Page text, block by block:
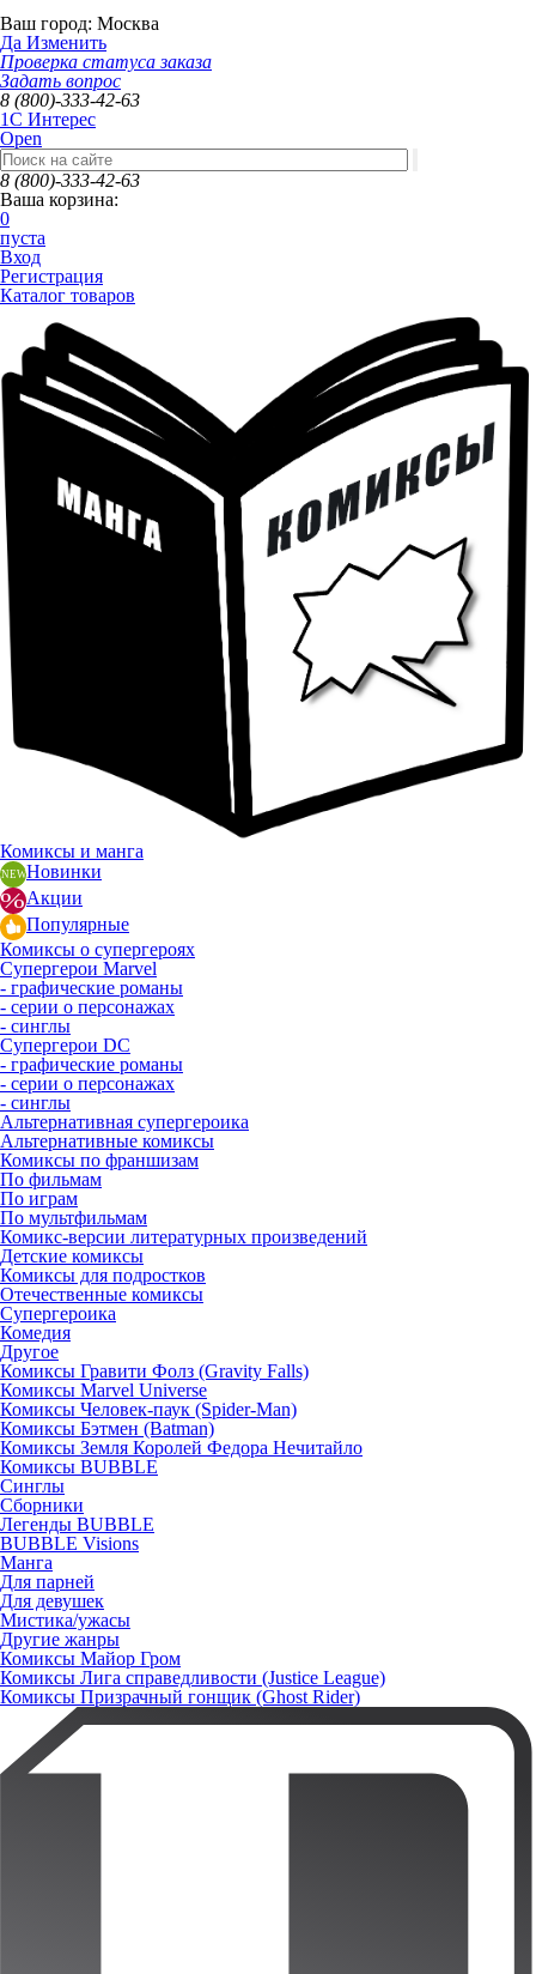
Ваш город: Москва
Да Изменить
Проверка статуса заказа
Задать вопрос
8 (800)-333-42-63
1C Интерес
Open
8 (800)-333-42-63
Ваша корзина:
0
пуста
Вход
Регистрация
Каталог товаров
Комиксы и манга
Новинки
Акции
Популярные
Комиксы о супергероях
Супергерои Marvel
- графические романы
- серии о персонажах
- синглы
Супергерои DC
- графические романы
- серии о персонажах
- синглы
Альтернативная супергероика
Альтернативные комиксы
Комиксы по франшизам
По фильмам
По играм
По мультфильмам
Комикс-версии литературных произведений
Детские комиксы
Комиксы для подростков
Отечественные комиксы
Супергероика
Комедия
Другое
Комиксы Гравити Фолз (Gravity Falls)
Комиксы Marvel Universe
Комиксы Человек-паук (Spider-Man)
Комиксы Бэтмен (Batman)
Комиксы Земля Королей Федора Нечитайло
Комиксы BUBBLE
Синглы
Сборники
Легенды BUBBLE
BUBBLE Visions
Манга
Для парней
Для девушек
Мистика/ужасы
Другие жанры
Комиксы Майор Гром
Комиксы Лига справедливости (Justice League)
Комиксы Призрачный гонщик (Ghost Rider)